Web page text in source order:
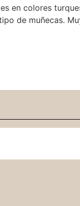
en colores
de muñecas.